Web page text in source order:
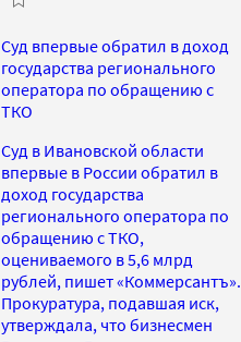
Суд впервые обратил в доход
государства регионального
оператора по обращению с
ТКО
Суд в Ивановской области
впервые в России обратил в
доход государства
регионального оператора по
обращению с ТКО,
оцениваемого в 5,6 млрд
рублей, пишет «Коммерсантъ».
Прокуратура, подавшая иск,
утверждала, что бизнесмен